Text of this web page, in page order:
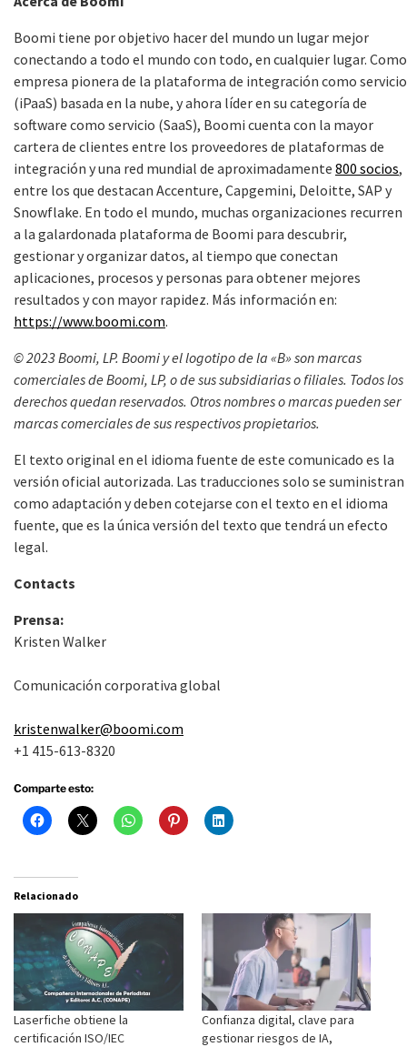
Boomi tiene por objetivo hacer del mundo un lugar mejor
conectando a todo el mundo con todo, en cualquier lugar. Como
empresa pionera de la plataforma de integración como servicio
(iPaaS) basada en la nube, y ahora líder en su categoría de
software como servicio (SaaS), Boomi cuenta con la mayor
cartera de clientes entre los proveedores de plataformas de
integración y una red mundial de aproximadamente 800 socios,
entre los que destacan Accenture, Capgemini, Deloitte, SAP y
Snowflake. En todo el mundo, muchas organizaciones recurren
a la galardonada plataforma de Boomi para descubrir,
gestionar y organizar datos, al tiempo que conectan
aplicaciones, procesos y personas para obtener mejores
resultados y con mayor rapidez. Más información en:
https://www.boomi.com.
© 2023 Boomi, LP. Boomi y el logotipo de la «B» son marcas
comerciales de Boomi, LP, o de sus subsidiarias o filiales. Todos los
derechos quedan reservados. Otros nombres o marcas pueden ser
marcas comerciales de sus respectivos propietarios.
El texto original en el idioma fuente de este comunicado es la
versión oficial autorizada. Las traducciones solo se suministran
como adaptación y deben cotejarse con el texto en el idioma
fuente, que es la única versión del texto que tendrá un efecto
legal.
Contacts
Prensa:
Kristen Walker
Comunicación corporativa global
kristenwalker@boomi.com
+1 415-613-8320
Comparte esto:
Relacionado
Laserfiche obtiene la
certificación ISO/IEC
Confianza digital, clave para
gestionar riesgos de IA,